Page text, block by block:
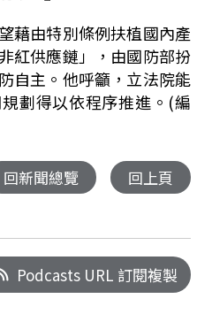
藉由特別條例扶植國內產
紅供應鏈」，由國防部扮
自主。他呼籲，立法院能
劃得以依程序推進。(編
回新聞總覽 回上頁
Podcasts URL 訂閱複製